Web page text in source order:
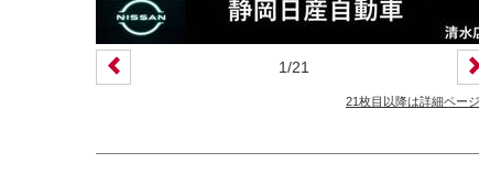
1/21
21枚目以降は詳細ペー